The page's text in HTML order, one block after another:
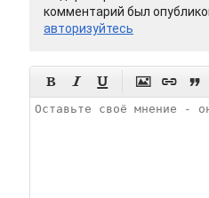
комментарий был
авторизуйтесь
     